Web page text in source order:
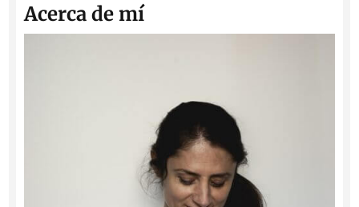
Acerca de mí